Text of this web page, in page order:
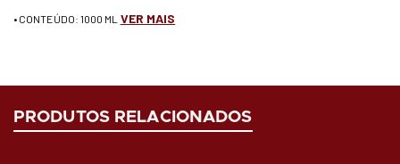
• CONTEÚDO: 1000 ML VER MAIS
PRODUTOS RELACIONADOS